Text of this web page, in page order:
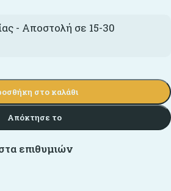
- Αποστολή σε 15-30
στο καλάθι
Απόκτησε το
επιθυμιών